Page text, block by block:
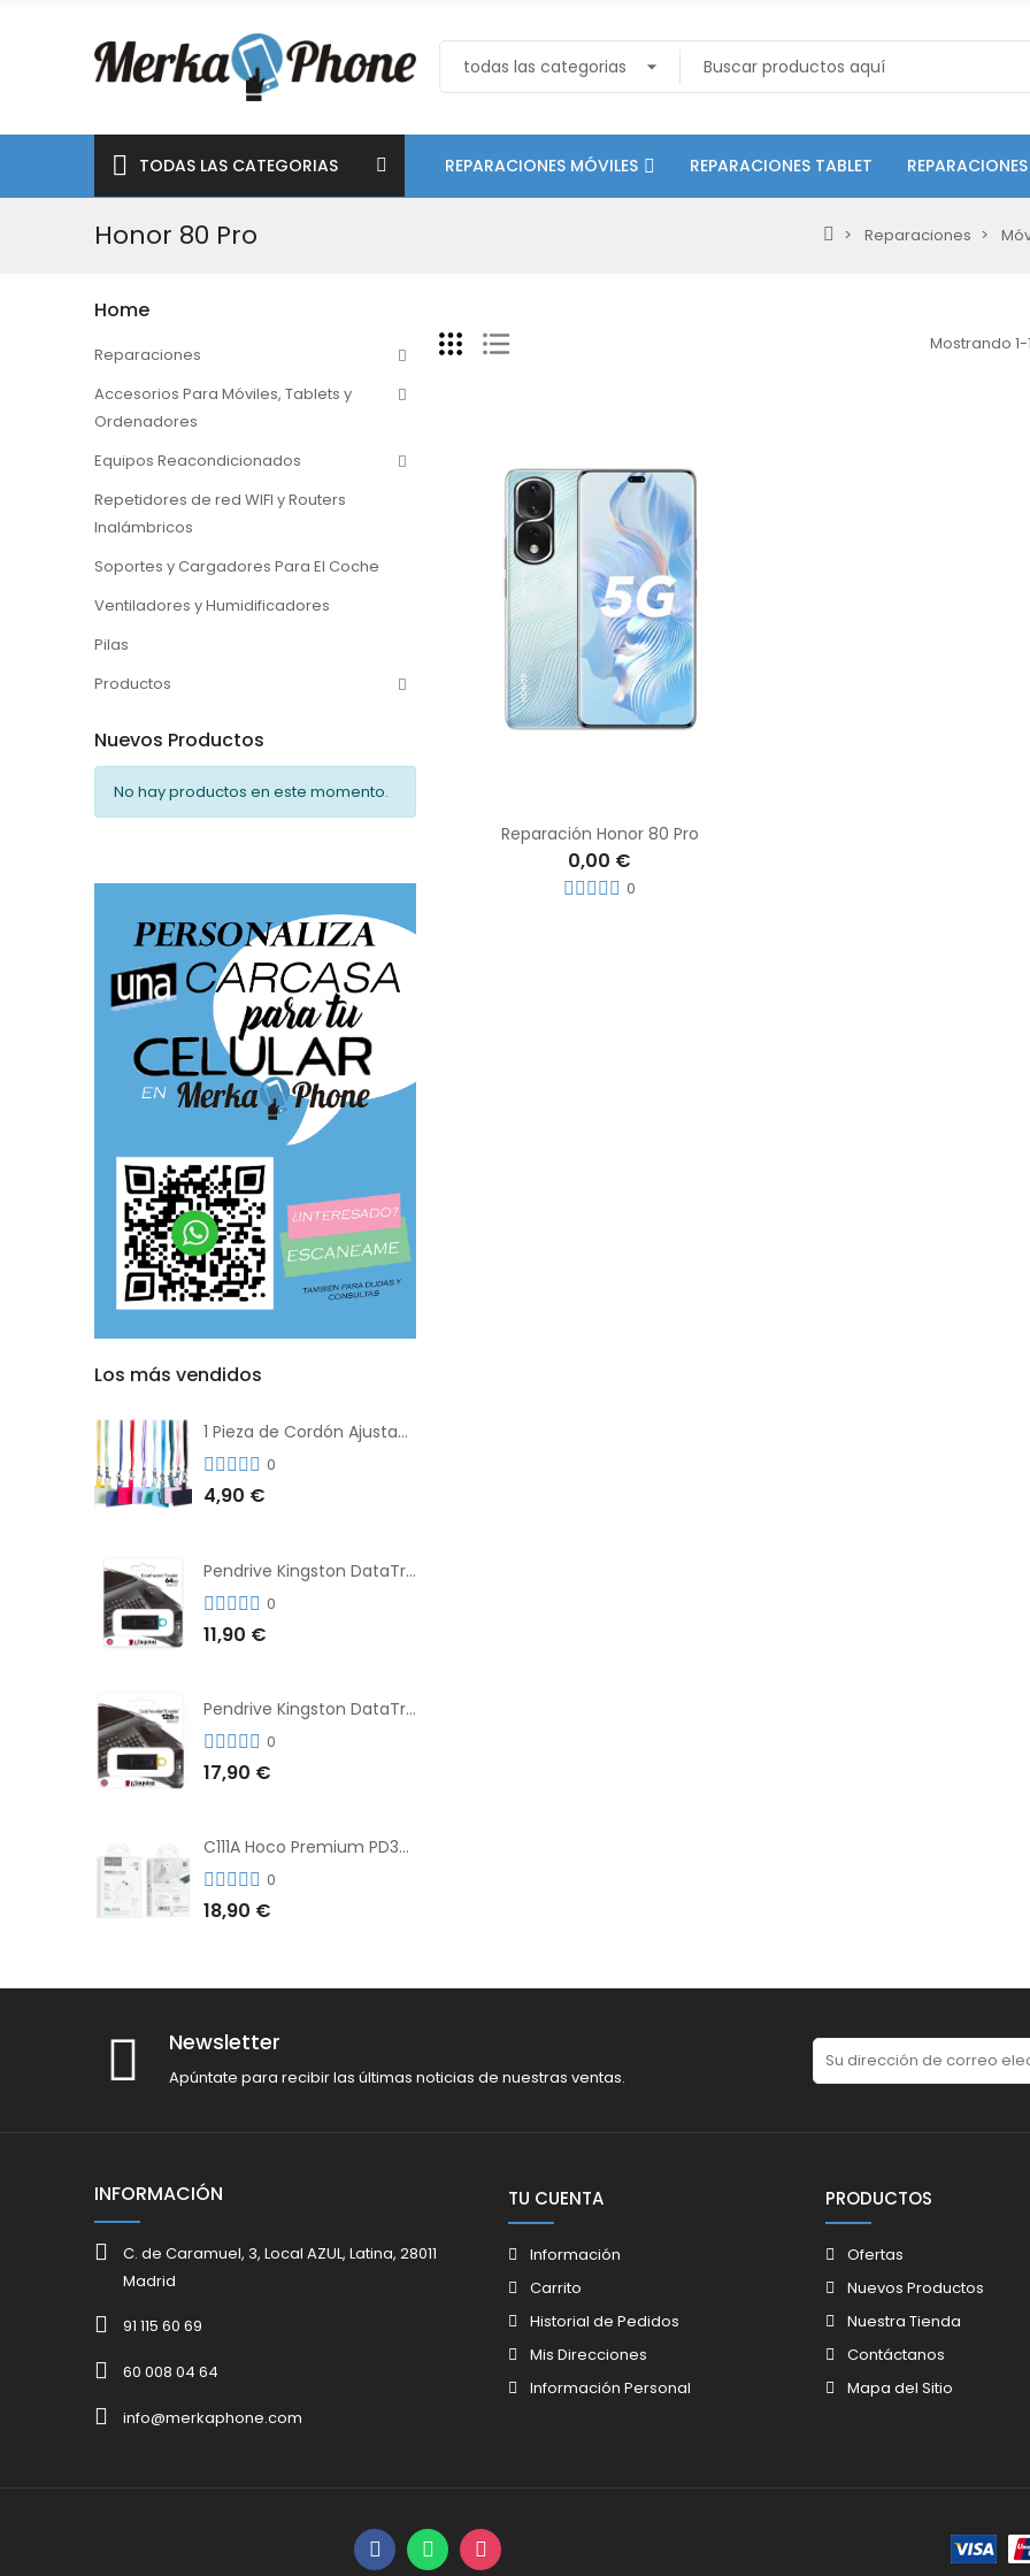
TODAS LAS CATEGORIAS REPARACIONES MÓVILES REPARACIONES TABLET
Honor 80 Pro Reparaciones
Home
Reparaciones
Accesorios Para Móviles, Tablets y
Ordenadores
Equipos Reacondicionados
Repetidores de red WIFI y Routers
Inalámbricos
Soportes y Cargadores Para El Coche
Ventiladores y Humidificadores
Pilas
Productos
Nuevos Productos
No hay productos en este momento.
Los más vendidos
1 Pieza de Cordón Ajustable Universal Para el Teléfono Con Clip Antipérdida
0
4,90 €
Pendrive Kingston DataTraveler® Exodia™ 64GB 3.2'
0
11,90 €
Pendrive Kingston DataTraveler® Exodia™ 128GB 3.2´
0
17,90 €
C111A Hoco Premium PD30W Adaptador de Carga Rápida Puerto Dual USB+Tipo C + Cable
0
18,90 €
Mostrando
Reparación Honor 80 Pro
0,00 €
0
Newsletter
Apúntate para recibir las últimas noticias de nuestras ventas.
INFORMACIÓN
C. de Caramuel, 3, Local AZUL, Latina, 28011
Madrid
91 115 60 69
60 008 04 64
info@merkaphone.com
TU CUENTA
Información
Carrito
Historial de Pedidos
Mis Direcciones
Información Personal
PRODUCTOS
Ofertas
Nuevos Productos
Nuestra Tienda
Contáctanos
Mapa del Sitio